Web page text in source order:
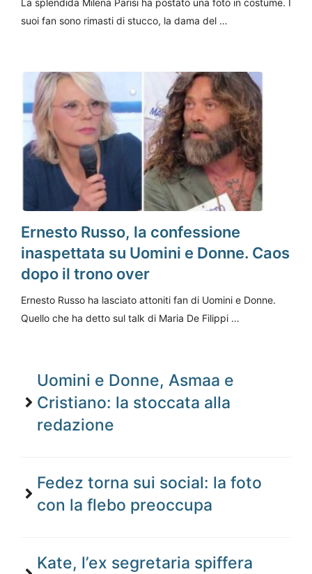
suoi fan sono rimasti di stucco, la dama del …
Ernesto Russo, la confessione
inaspettata su Uomini e Donne. Caos
dopo il trono over
Ernesto Russo ha lasciato attoniti fan di Uomini e Donne.
Quello che ha detto sul talk di Maria De Filippi …
Uomini e Donne, Asmaa e
Cristiano: la stoccata alla
redazione
Fedez torna sui social: la foto
con la flebo preoccupa
Kate, l’ex segretaria spiffera